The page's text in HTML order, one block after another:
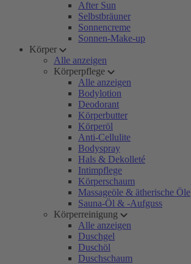
After Sun
Selbstbräuner
Sonnencreme
Sonnen-Make-up
Körper
Alle anzeigen
Körperpflege
Alle anzeigen
Bodylotion
Deodorant
Körperbutter
Körperöl
Anti-Cellulite
Bodyspray
Hals & Dekolleté
Intimpflege
Körperschaum
Massageöle & ätherische Öle
Sauna-Öl & -Aufguss
Körperreinigung
Alle anzeigen
Duschgel
Duschöl
Duschschaum